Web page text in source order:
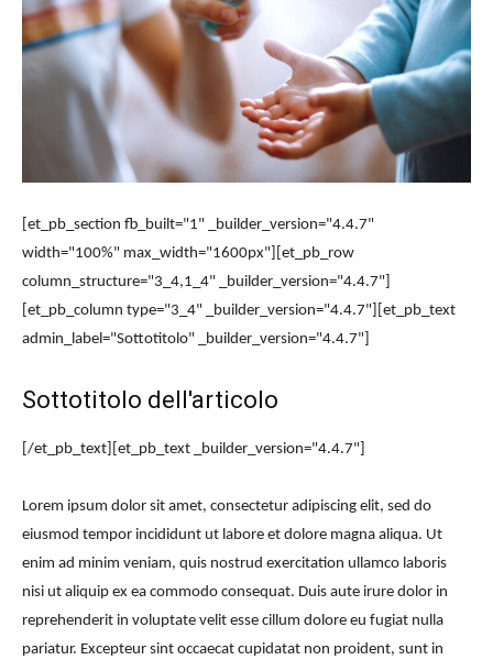
[et_pb_section fb_built="1" _builder_version="4.4.7"
width="100%" max_width="1600px"][et_pb_row
column_structure="3_4,1_4" _builder_version="4.4.7"]
[et_pb_column type="3_4" _builder_version="4.4.7"][et_pb_text
admin_label="Sottotitolo" _builder_version="4.4.7"]
Sottotitolo dell'articolo
[/et_pb_text][et_pb_text _builder_version="4.4.7"]
Lorem ipsum dolor sit amet, consectetur adipiscing elit, sed do
eiusmod tempor incididunt ut labore et dolore magna aliqua. Ut
enim ad minim veniam, quis nostrud exercitation ullamco laboris
nisi ut aliquip ex ea commodo consequat. Duis aute irure dolor in
reprehenderit in voluptate velit esse cillum dolore eu fugiat nulla
pariatur. Excepteur sint occaecat cupidatat non proident, sunt in